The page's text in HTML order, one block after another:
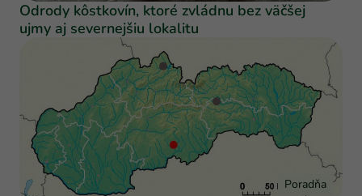
Odrody kôstkovín, ktoré zvládnu bez väčšej
ujmy aj severnejšiu lokalitu
Poradňa